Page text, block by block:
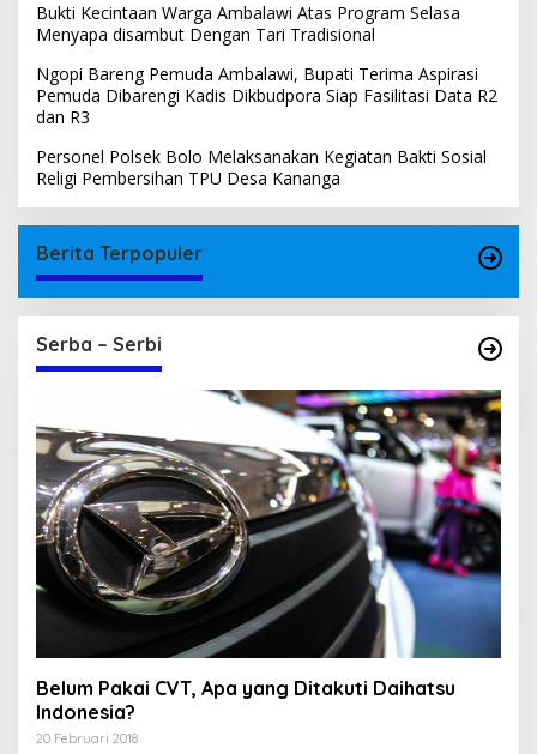
Bukti Kecintaan Warga Ambalawi Atas Program Selasa
Menyapa disambut Dengan Tari Tradisional
Ngopi Bareng Pemuda Ambalawi, Bupati Terima Aspirasi
Pemuda Dibarengi Kadis Dikbudpora Siap Fasilitasi Data R2
dan R3
Personel Polsek Bolo Melaksanakan Kegiatan Bakti Sosial
Religi Pembersihan TPU Desa Kananga
Berita Terpopuler
Serba – Serbi
Belum Pakai CVT, Apa yang Ditakuti Daihatsu
Indonesia?
20 Februari 2018